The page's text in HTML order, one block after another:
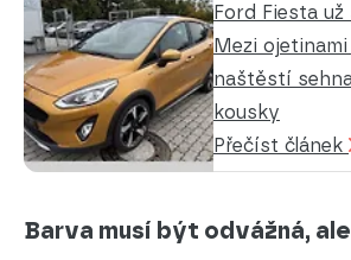
Ford Fiesta
Mezi
naštěstí
kousky
Přečíst článek
Barva musí být odvážná,